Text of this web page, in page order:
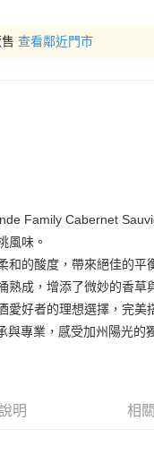
查看鄰近門市
Family Cabernet
風味。
和的酸度，帶來絕佳的平
熟成，增添了微妙的香草
愛好者的理想選擇，完美
與專業，感受加州陽光的
明 相